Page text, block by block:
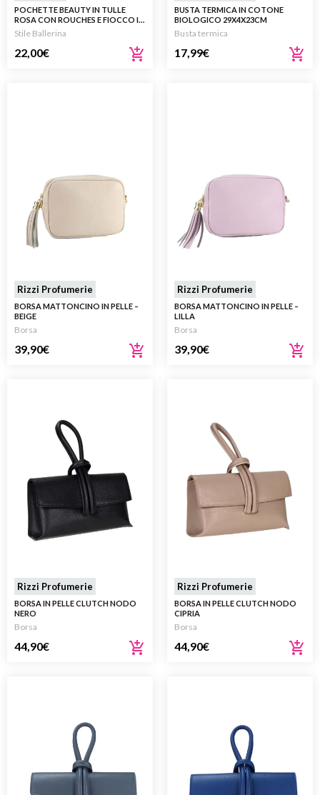
POCHETTE BEAUTY IN TULLE
ROSA CON ROUCHES E FIOCCO IN
VELLUTO
Stile Ballerina
22,00€
BUSTA TERMICA IN COTONE
BIOLOGICO 29X4X23CM
Busta termica
17,99€
Rizzi Profumerie
BORSA MATTONCINO IN PELLE –
BEIGE
Borsa
39,90€
Rizzi Profumerie
BORSA MATTONCINO IN PELLE –
LILLA
Borsa
39,90€
Rizzi Profumerie
BORSA IN PELLE CLUTCH NODO
NERO
Borsa
44,90€
Rizzi Profumerie
BORSA IN PELLE CLUTCH NODO
CIPRIA
Borsa
44,90€